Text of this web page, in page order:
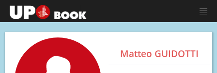
Matteo GUIDOTTI